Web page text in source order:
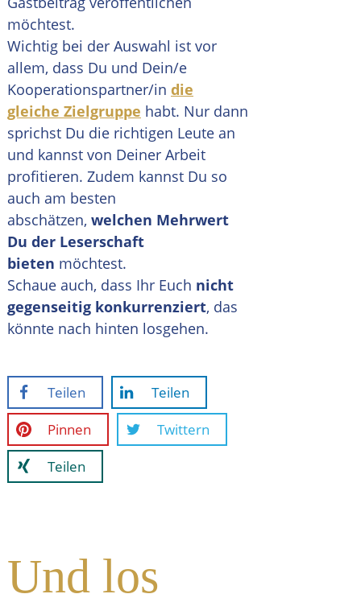
möchtest.
Wichtig bei der Auswahl ist vor
allem, dass Du und Dein/e
Kooperationspartner/in die
gleiche Zielgruppe habt. Nur dann
sprichst Du die richtigen Leute an
und kannst von Deiner Arbeit
profitieren. Zudem kannst Du so
auch am besten
abschätzen, welchen Mehrwert
Du der Leserschaft
bieten möchtest.
Schaue auch, dass Ihr Euch nicht
gegenseitig konkurrenziert, das
könnte nach hinten losgehen.
Teilen
Teilen
Pinnen
Twittern
Teilen
Und los